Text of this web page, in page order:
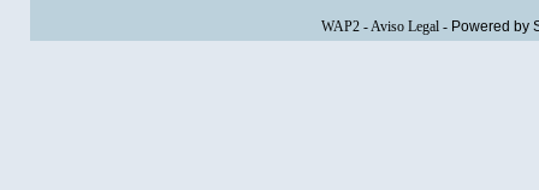
WAP2-Aviso Legal- Powered by